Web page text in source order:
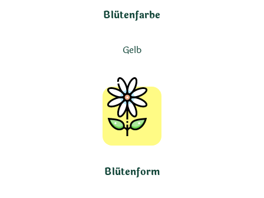
Blütenfarbe
Gelb
Blütenform